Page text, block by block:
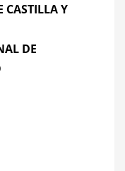
CASTILLA Y
DE